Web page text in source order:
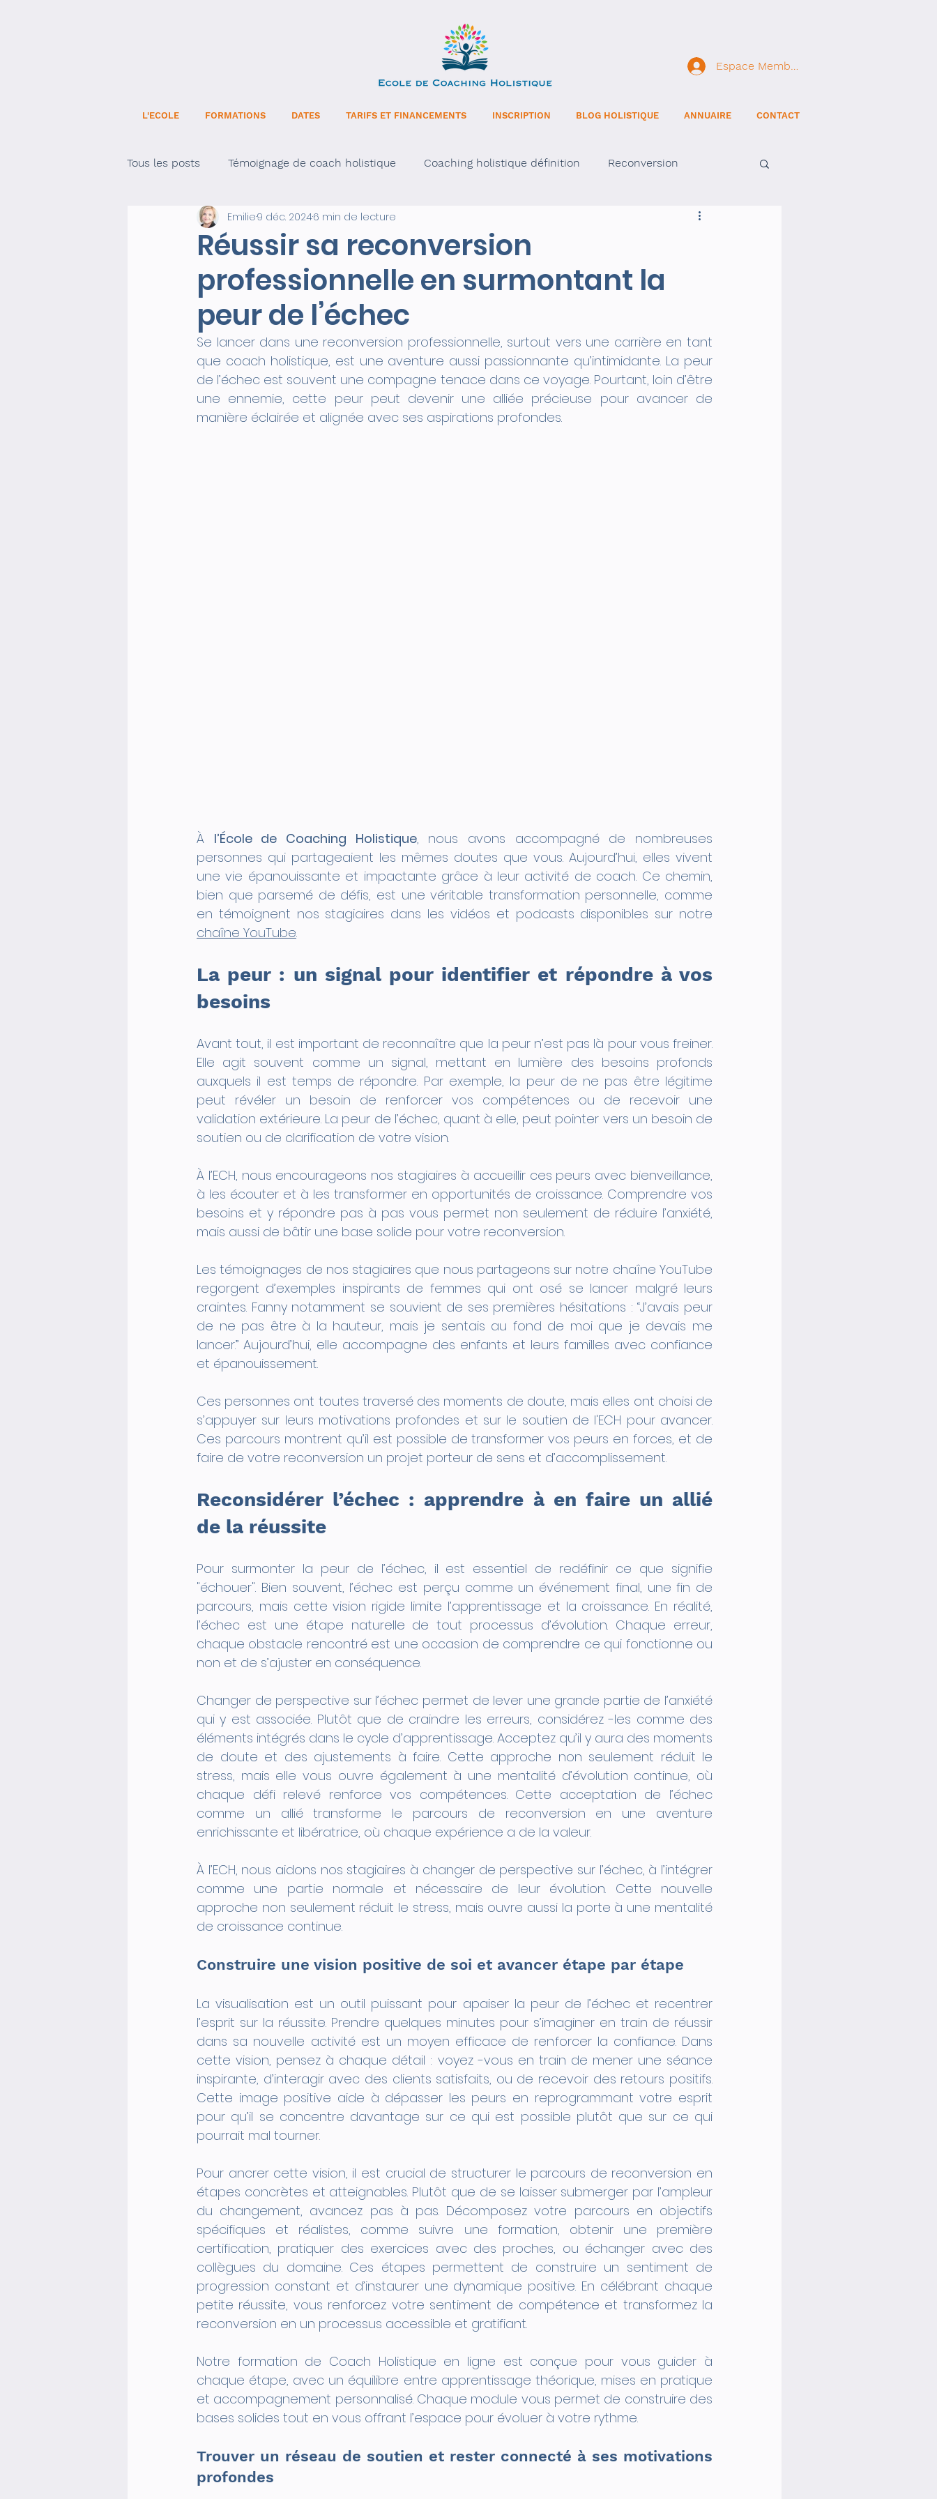
Espace Membre
L'ECOLE FORMATIONS DATES TARIFS ET FINANCEMENTS INSCRIPTION BLOG HOLISTIQUE ANNUAIRE CONTACT
Tous les posts Témoignage de coach holistique Coaching holistique définition Reconversion
Développement personnel intuition avec l’âge
Réussir sa reconversion
professionnelle en surmontant la
peur de l’échec
Emilie9 déc. 20246 min de lecture
Se lancer dans une reconversion professionnelle, surtout vers une carrière en tant
que coach holistique, est une aventure aussi passionnante qu’intimidante. La peur
de l’échec est souvent une compagne tenace dans ce voyage. Pourtant, loin d’être
une ennemie, cette peur peut devenir une alliée précieuse pour avancer de
manière éclairée et alignée avec ses aspirations profondes.
À l’École de Coaching Holistique, nous avons accompagné de nombreuses
personnes qui partageaient les mêmes doutes que vous. Aujourd’hui, elles vivent
une vie épanouissante et impactante grâce à leur activité de coach. Ce chemin,
bien que parsemé de défis, est une véritable transformation personnelle, comme
chaîne YouTube.
La peur : un signal pour identifier et répondre à vos
besoins
Avant tout, il est important de reconnaître que la peur n’est pas là pour vous freiner.
Elle agit souvent comme un signal, mettant en lumière des besoins profonds
auxquels il est temps de répondre. Par exemple, la peur de ne pas être légitime
peut révéler un besoin de renforcer vos compétences ou de recevoir une
validation extérieure. La peur de l’échec, quant à elle, peut pointer vers un besoin de
soutien ou de clarification de votre vision.
À l’ECH, nous encourageons nos stagiaires à accueillir ces peurs avec bienveillance,
à les écouter et à les transformer en opportunités de croissance. Comprendre vos
besoins et y répondre pas à pas vous permet non seulement de réduire l’anxiété,
mais aussi de bâtir une base solide pour votre reconversion.
Les témoignages de nos stagiaires que nous partageons sur notre chaîne YouTube
regorgent d’exemples inspirants de femmes qui ont osé se lancer malgré leurs
craintes. Fanny notamment se souvient de ses premières hésitations : “J’avais peur
de ne pas être à la hauteur, mais je sentais au fond de moi que je devais me
lancer.” Aujourd’hui, elle accompagne des enfants et leurs familles avec confiance
et épanouissement.
Ces personnes ont toutes traversé des moments de doute, mais elles ont choisi de
s’appuyer sur leurs motivations profondes et sur le soutien de l'ECH pour avancer.
Ces parcours montrent qu’il est possible de transformer vos peurs en forces, et de
faire de votre reconversion un projet porteur de sens et d’accomplissement.
Reconsidérer l’échec : apprendre à en faire un allié
de la réussite
Pour surmonter la peur de l’échec, il est essentiel de redéfinir ce que signifie
"échouer". Bien souvent, l’échec est perçu comme un événement final, une fin de
parcours, mais cette vision rigide limite l’apprentissage et la croissance. En réalité,
l’échec est une étape naturelle de tout processus d’évolution. Chaque erreur,
chaque obstacle rencontré est une occasion de comprendre ce qui fonctionne ou
non et de s’ajuster en conséquence.
Changer de perspective sur l’échec permet de lever une grande partie de l’anxiété
qui y est associée. Plutôt que de craindre les erreurs, considérez -les comme des
éléments intégrés dans le cycle d’apprentissage. Acceptez qu’il y aura des moments
de doute et des ajustements à faire. Cette approche non seulement réduit le
stress, mais elle vous ouvre également à une mentalité d’évolution continue, où
chaque défi relevé renforce vos compétences. Cette acceptation de l’échec
comme un allié transforme le parcours de reconversion en une aventure
enrichissante et libératrice, où chaque expérience a de la valeur.
À l’ECH, nous aidons nos stagiaires à changer de perspective sur l’échec, à l’intégrer
comme une partie normale et nécessaire de leur évolution. Cette nouvelle
approche non seulement réduit le stress, mais ouvre aussi la porte à une mentalité
de croissance continue.
Construire une vision positive de soi et avancer étape par étape
La visualisation est un outil puissant pour apaiser la peur de l’échec et recentrer
l’esprit sur la réussite. Prendre quelques minutes pour s’imaginer en train de réussir
dans sa nouvelle activité est un moyen efficace de renforcer la confiance. Dans
cette vision, pensez à chaque détail : voyez -vous en train de mener une séance
inspirante, d’interagir avec des clients satisfaits, ou de recevoir des retours positifs.
Cette image positive aide à dépasser les peurs en reprogrammant votre esprit
pour qu’il se concentre davantage sur ce qui est possible plutôt que sur ce qui
pourrait mal tourner.
Pour ancrer cette vision, il est crucial de structurer le parcours de reconversion en
étapes concrètes et atteignables. Plutôt que de se laisser submerger par l’ampleur
du changement, avancez pas à pas. Décomposez votre parcours en objectifs
spécifiques et réalistes, comme suivre une formation, obtenir une première
certification, pratiquer des exercices avec des proches, ou échanger avec des
collègues du domaine. Ces étapes permettent de construire un sentiment de
progression constant et d’instaurer une dynamique positive. En célébrant chaque
petite réussite, vous renforcez votre sentiment de compétence et transformez la
reconversion en un processus accessible et gratifiant.
Notre formation de Coach Holistique en ligne est conçue pour vous guider à
chaque étape, avec un équilibre entre apprentissage théorique, mises en pratique
et accompagnement personnalisé. Chaque module vous permet de construire des
bases solides tout en vous offrant l’espace pour évoluer à votre rythme.
Trouver un réseau de soutien et rester connecté à ses motivations
profondes